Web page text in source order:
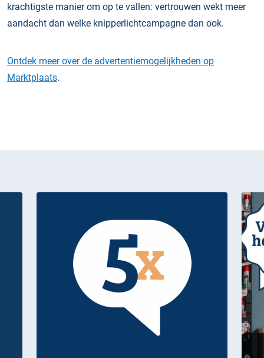
krachtigste manier om op te vallen: vertrouwen wekt meer
aandacht dan welke knipperlichtcampagne dan ook.
Ontdek meer over de advertentiemogelijkheden op
Marktplaats.